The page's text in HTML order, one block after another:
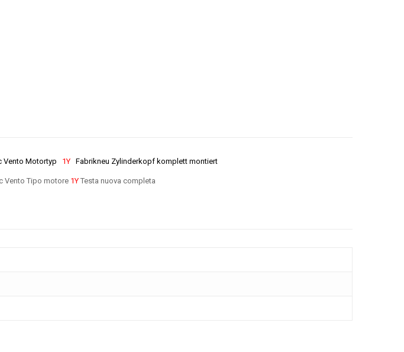
Vento Motortyp 1Y Fabrikneu Zylinderkopf komplett montiert
Vento Tipo motore 1Y Testa nuova completa